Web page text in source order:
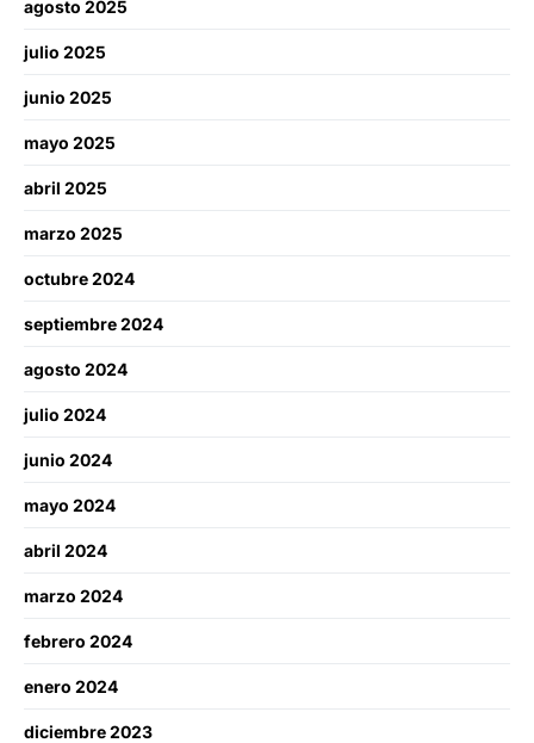
agosto 2025
julio 2025
junio 2025
mayo 2025
abril 2025
marzo 2025
octubre 2024
septiembre 2024
agosto 2024
julio 2024
junio 2024
mayo 2024
abril 2024
marzo 2024
febrero 2024
enero 2024
diciembre 2023